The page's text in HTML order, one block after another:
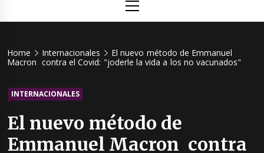
Menu
Home Internacionales
El nuevo método de Emmanuel
Macron contra el Covid: "joderle la vida a los no vacunados"
INTERNACIONALES
El nuevo método de
Emmanuel Macron contra